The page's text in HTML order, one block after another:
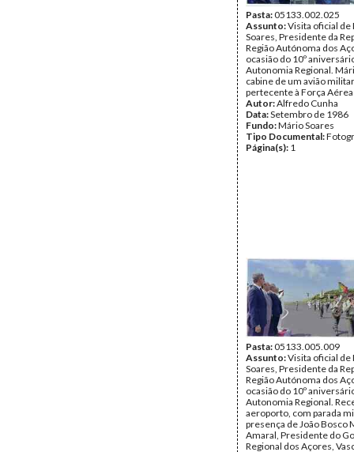
Pasta:05133.002.025
Assunto:Visita oficial de
Soares, Presidente da
Região Autónoma dos
ocasião do 10º
Autonomia Regional.
cabine de um avião
pertecente à Força
Autor:Alfredo Cunha
Data:Setembro de 1986
Fundo:Mário Soares
Tipo Documental:
Página(s): 1
Pasta:05133.005.009
Assunto:Visita oficial de
Soares, Presidente da
Região Autónoma dos
ocasião do 10º
Autonomia Regional.
aeroporto, com parada
presença de João Bosco
Amaral, Presidente do
Regional dos Açores,